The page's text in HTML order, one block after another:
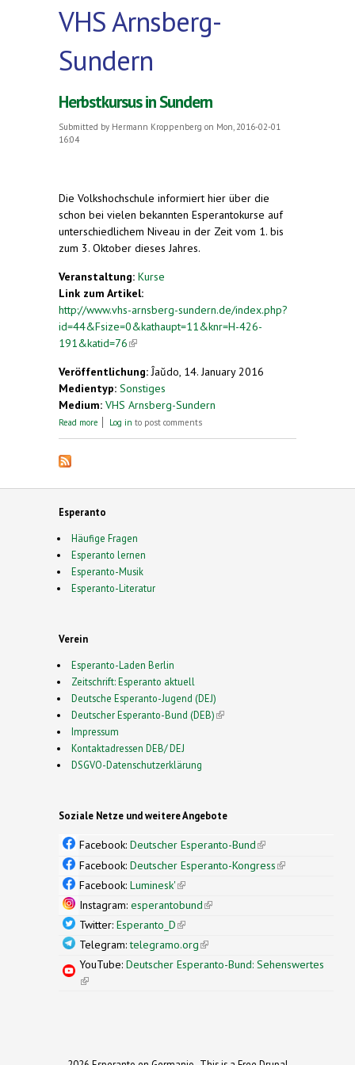
VHS Arnsberg-
Sundern
Herbstkursus in Sundern
Submitted by Hermann Kroppenberg on Mon, 2016-02-01
16:04
Die Volkshochschule informiert hier über die
schon bei vielen bekannten Esperantokurse auf
unterschiedlichem Niveau in der Zeit vom 1. bis
zum 3. Oktober dieses Jahres.
Veranstaltung: Kurse
Link zum Artikel:
http://www.vhs-arnsberg-sundern.de/index.php?
id=44&Fsize=0&kathaupt=11&knr=H-426-
191&katid=76(link is external)
Veröffentlichung: Ĵaŭdo, 14. January 2016
Medientyp: Sonstiges
Medium: VHS Arnsberg-Sundern
Read more about Herbstkursus in Sundern
Log in to post comments
Esperanto
Häufige Fragen
Esperanto lernen
Esperanto-Musik
Esperanto-Literatur
Verein
Esperanto-Laden Berlin
Zeitschrift: Esperanto aktuell
Deutsche Esperanto-Jugend (DEJ)
Deutscher Esperanto-Bund (DEB)(link is external)
Impressum
Kontaktadressen DEB/ DEJ
DSGVO-Datenschutzerklärung
Soziale Netze und weitere Angebote
Facebook: Deutscher Esperanto-Bund(link is
external)
Facebook: Deutscher Esperanto-Kongress(link is
Facebook: Luminesk'(link is external)
Instagram: esperantobund(link is external)
Twitter: Esperanto_D(link is external)
Telegram:telegramo.org(link is external)
YouTube: Deutscher Esperanto-Bund: Sehenswertes
(link is external)